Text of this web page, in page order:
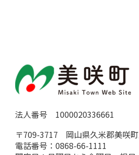
法人番号 1000020336661
〒709-3717 岡山県久米郡美咲
電話番号：0868-66-1111